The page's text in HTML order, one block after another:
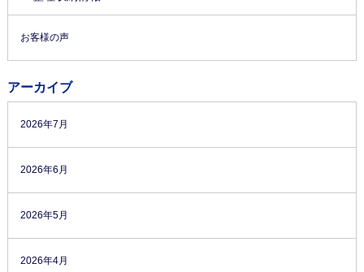
お客様の声
アーカイブ
2026年7月
2026年6月
2026年5月
2026年4月